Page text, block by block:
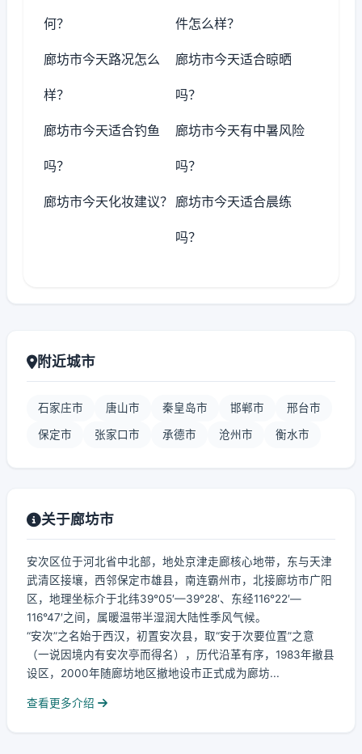
何？ 件怎么样？
廊坊市今天路况怎么
样？
廊坊市今天适合晾晒
吗？
廊坊市今天适合钓鱼
吗？
廊坊市今天有中暑风险
吗？
廊坊市今天化妆建议？ 廊坊市今天适合晨练
吗？
附近城市
石家庄市 唐山市 秦皇岛市 邯郸市 邢台市
保定市 张家口市 承德市 沧州市 衡水市
关于廊坊市
安次区位于河北省中北部，地处京津走廊核心地带，东与天津
武清区接壤，西邻保定市雄县，南连霸州市，北接廊坊市广阳
区，地理坐标介于北纬39°05′—39°28′、东经116°22′—
116°47′之间，属暖温带半湿润大陆性季风气候。
“安次”之名始于西汉，初置安次县，取“安于次要位置”之意
（一说因境内有安次亭而得名），历代沿革有序，1983年撤县
设区，2000年随廊坊地区撤地设市正式成为廊坊...
查看更多介绍